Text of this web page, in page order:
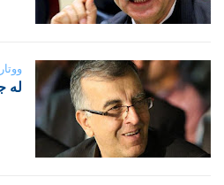
ووتار
لە